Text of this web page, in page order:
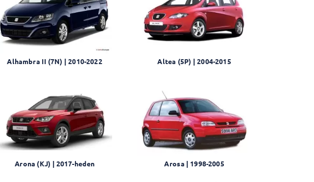
Alhambra II (7N) | 2010-2022 Altea (5P) | 2004-2015
Arona (KJ) | 2017-heden Arosa | 1998-2005